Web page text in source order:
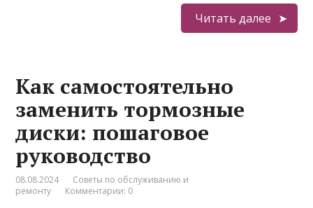
Читать далее
Как самостоятельно
заменить тормозные
диски: пошаговое
руководство
08.08.2024
Советы по обслуживанию и
ремонту
Комментарии: 0